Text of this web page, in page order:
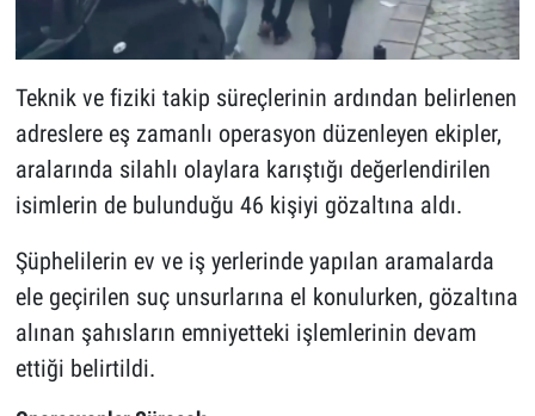
Teknik ve fiziki takip süreçlerinin ardından belirlenen
adreslere eş zamanlı operasyon düzenleyen ekipler,
aralarında silahlı olaylara karıştığı değerlendirilen
isimlerin de bulunduğu 46 kişiyi gözaltına aldı.
Şüphelilerin ev ve iş yerlerinde yapılan aramalarda
ele geçirilen suç unsurlarına el konulurken, gözaltına
alınan şahısların emniyetteki işlemlerinin devam
ettiği belirtildi.